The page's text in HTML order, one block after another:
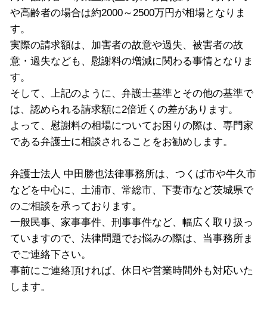
や高齢者の場合は約2000～2500万円が相場となりま
す。
実際の請求額は、加害者の故意や過失、被害者の故
意・過失なども、慰謝料の増減に関わる事情となりま
す。
そして、上記のように、弁護士基準とその他の基準で
は、認められる請求額に2倍近くの差があります。
よって、慰謝料の相場についてお困りの際は、専門家
である弁護士に相談されることをお勧めします。
弁護士法人 中田勝也法律事務所は、つくば市や牛久市
などを中心に、土浦市、常総市、下妻市など茨城県で
のご相談を承っております。
一般民事、家事事件、刑事事件など、幅広く取り扱っ
ていますので、法律問題でお悩みの際は、当事務所ま
でご連絡下さい。
事前にご連絡頂ければ、休日や営業時間外も対応いた
します。